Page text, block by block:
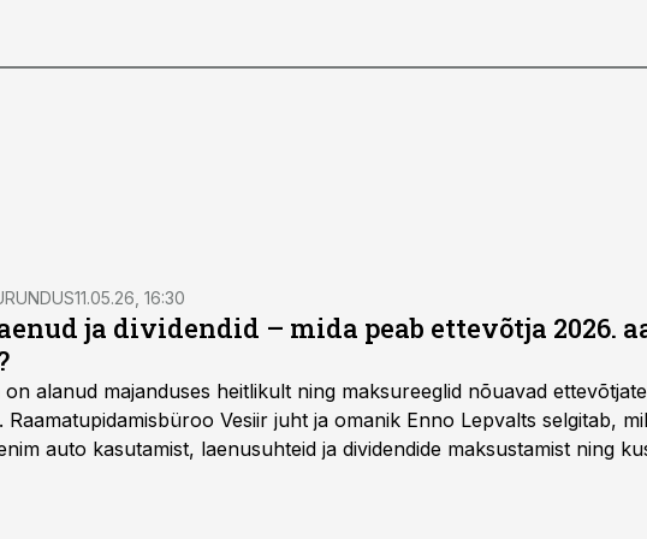
11.05.26, 16:30
ja dividendid – mida peab ettevõtja 2026.
on alanud majanduses heitlikult ning maksureeglid nõuavad
Raamatupidamisbüroo Vesiir juht ja omanik Enno Lepvalts selgitab,
auto kasutamist, laenusuhteid ja dividendide maksustamist ning